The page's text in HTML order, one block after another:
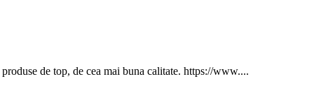
de top, de cea mai buna calitate. https://www....